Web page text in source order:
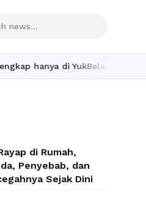
Mulai langkah
di Rumah,
Penyebab, dan
Sejak Dini